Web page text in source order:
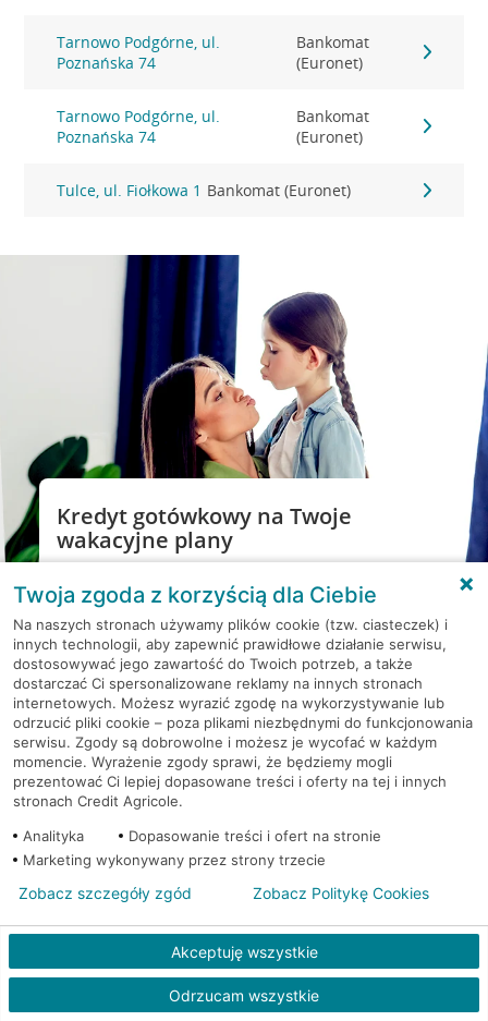
Tarnowo Podgórne, ul.
Poznańska 74
Bankomat
(Euronet)
Tarnowo Podgórne, ul.
Poznańska 74
Bankomat
(Euronet)
Tulce, ul. Fiołkowa 1 Bankomat (Euronet)
Kredyt gotówkowy na Twoje
wakacyjne plany
nie muszą czekać!
RRSO: 9,6%
WEŹ KREDYT NOTA PRAWNA
PYTANIA I ODPOWIEDZI
Gdzie jest najbliższy oddział banku?
Twoja zgoda z korzyścią dla Ciebie
Na naszych stronach używamy plików cookie (tzw. ciasteczek) i
innych technologii, aby zapewnić prawidłowe działanie serwisu,
dostosowywać jego zawartość do Twoich potrzeb, a także
dostarczać Ci spersonalizowane reklamy na innych stronach
internetowych. Możesz wyrazić zgodę na wykorzystywanie lub
odrzucić pliki cookie – poza plikami niezbędnymi do funkcjonowania
serwisu. Zgody są dobrowolne i możesz je wycofać w każdym
momencie. Wyrażenie zgody sprawi, że będziemy mogli
prezentować Ci lepiej dopasowane treści i oferty na tej i innych
stronach Credit Agricole.
Analityka
Dopasowanie treści i ofert na stronie
Marketing wykonywany przez strony trzecie
Akceptuję wszystkie
Odrzucam wszystkie
Zobacz szczegóły zgód Zobacz Politykę Cookies